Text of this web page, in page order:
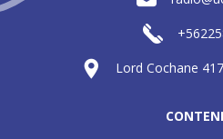
Lord Cochane